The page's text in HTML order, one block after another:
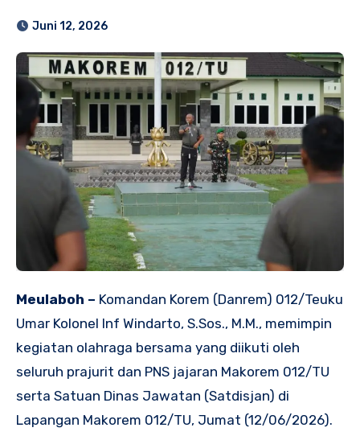
Juni 12, 2026
Meulaboh – Komandan Korem (Danrem) 012/Teuku
Umar Kolonel Inf Windarto, S.Sos., M.M., memimpin
kegiatan olahraga bersama yang diikuti oleh
seluruh prajurit dan PNS jajaran Makorem 012/TU
serta Satuan Dinas Jawatan (Satdisjan) di
Lapangan Makorem 012/TU, Jumat (12/06/2026).